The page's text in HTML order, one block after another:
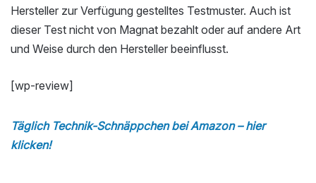
Hersteller zur Verfügung gestelltes Testmuster. Auch ist
dieser Test nicht von Magnat bezahlt oder auf andere Art
und Weise durch den Hersteller beeinflusst.
[wp-review]
Täglich Technik-Schnäppchen bei Amazon – hier
klicken!